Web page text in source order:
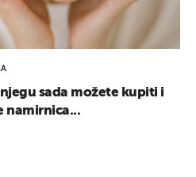
sada možete kupiti i
namirnica...